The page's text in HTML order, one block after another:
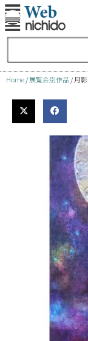
コ
テ
ン
ス
Home/展覧会別作品 / 月影